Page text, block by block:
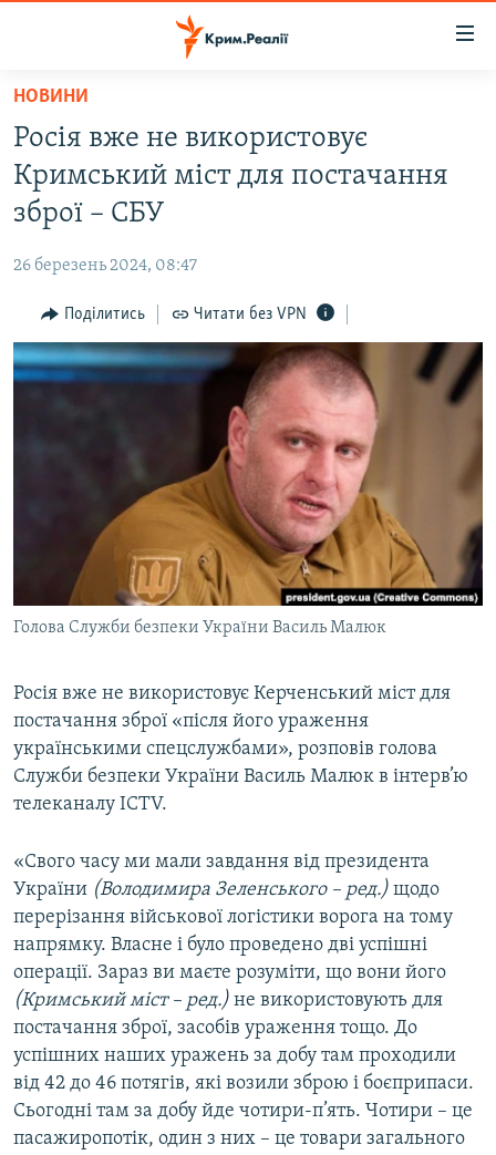
Перейти
основного
матеріалу
Перейти
до
основної
навігації
Перейти
до
пошуку
ВІДЕО ТА ФОТО
БЛОГИ
ПОГЛЯД
ІНТЕРВ'Ю
ВСЕ ЗА ДЕНЬ
ВІДЕОУРОКИ «ELIFBE»
СВІДЧЕННЯ ОКУПАЦІЇ
УКРАЇНСЬКА ПРОБЛЕМА КРИМУ
ІНФОГРАФІКА
ЯК ОБІЙТИ БЛОКУВАННЯ
Qırımtatar
ДОЛУЧАЙСЯ!
Усі сайти RFE/RL
НОВИНИ
Росія вже не використовує
Кримський міст для постачання
зброї – СБУ
26 березень 2024, 08:47
Поділитись Читати без VPN
Голова Служби безпеки України Василь Малюк
Росія вже не використовує Керченський міст для
постачання зброї «після його ураження
українськими спецслужбами», розповів голова
Служби безпеки України Василь Малюк в інтерв’ю
телеканалу ICTV.
«Свого часу ми мали завдання від президента
України (Володимира Зеленського – ред.) щодо
перерізання військової логістики ворога на тому
напрямку. Власне і було проведено дві успішні
операції. Зараз ви маєте розуміти, що вони його
(Кримський міст – ред.) не використовують для
постачання зброї, засобів ураження тощо. До
успішних наших уражень за добу там проходили
від 42 до 46 потягів, які возили зброю і боєприпаси.
Сьогодні там за добу йде чотири-п’ять. Чотири – це
пасажиропотік, один з них – це товари загального